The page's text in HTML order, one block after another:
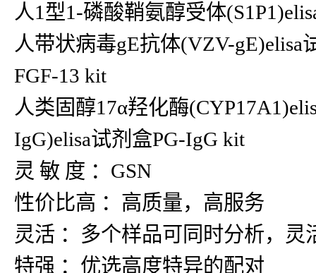
人1型1-磷酸鞘氨醇受体
人带状病毒gE抗体(VZV-gE)elisa
FGF-13 kit
人类固醇17α羟化酶
IgG)elisa试剂盒PG-IgG kit
灵 敏 度 ：GSN
性价比高 ：高质量，高服务
灵活 ：多个样品可同时分析，灵
特强 ：优选高度特异的配对